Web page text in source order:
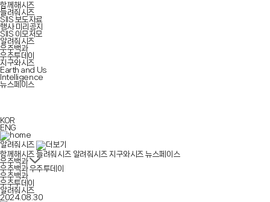
함께해시즈
들려줘시즈
SIIS 보도자료
행사 미리공지
SIIS 이모저모
알려줘시즈
우주백과
우주투데이
지구와시즈
Earth and Us
Intelligence
뉴스페이스
KOR
ENG
알려줘시즈
함께해시즈 들려줘시즈 알려줘시즈 지구와시즈 뉴스페이스
우주백과
우주백과우주투데이
우주백과
우주투데이
알려줘시즈
2024.08.30